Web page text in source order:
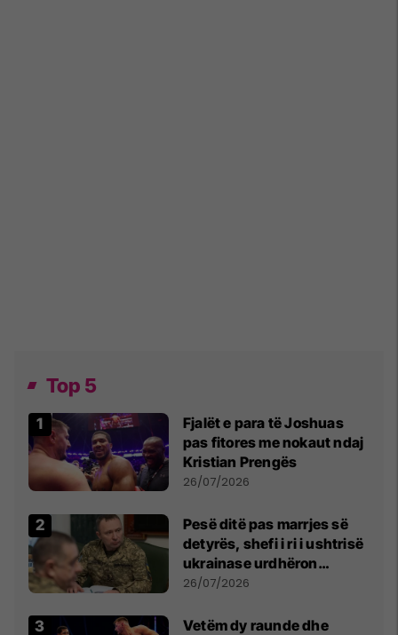
Top 5
Fjalët e para të Joshuas
pas fitores me nokaut ndaj
Kristian Prengës
26/07/2026
Pesë ditë pas marrjes së
detyrës, shefi i ri i ushtrisë
ukrainase urdhëron
kontroll të madh
26/07/2026
Vetëm dy raunde dhe